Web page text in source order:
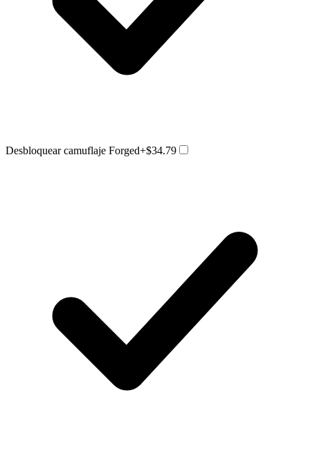
Desbloquear camuflaje Forged+$34.79